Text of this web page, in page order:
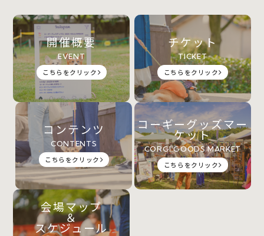
開催概要
EVENT
こちらをクリック
チケット
TICKET
こちらをクリック
コンテンツ
CONTENTS
こちらをクリック
コーギーグッズマー
ケット
CORGI GOODS MARKET
こちらをクリック
会場マップ
＆
スケジュール